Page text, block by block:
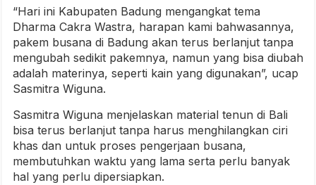
“Hari ini Kabupaten Badung mengangkat tema
Dharma Cakra Wastra, harapan kami bahwasannya,
pakem busana di Badung akan terus berlanjut tanpa
mengubah sedikit pakemnya, namun yang bisa diubah
adalah materinya, seperti kain yang digunakan”, ucap
Sasmitra Wiguna.
Sasmitra Wiguna menjelaskan material tenun di Bali
bisa terus berlanjut tanpa harus menghilangkan ciri
khas dan untuk proses pengerjaan busana,
membutuhkan waktu yang lama serta perlu banyak
hal yang perlu dipersiapkan.